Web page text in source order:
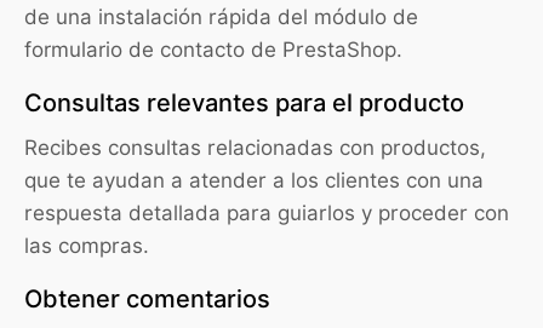
de una instalación rápida del módulo de
formulario de contacto de PrestaShop.
Consultas relevantes para el producto
Recibes consultas relacionadas con productos,
que te ayudan a atender a los clientes con una
respuesta detallada para guiarlos y proceder con
las compras.
Obtener comentarios